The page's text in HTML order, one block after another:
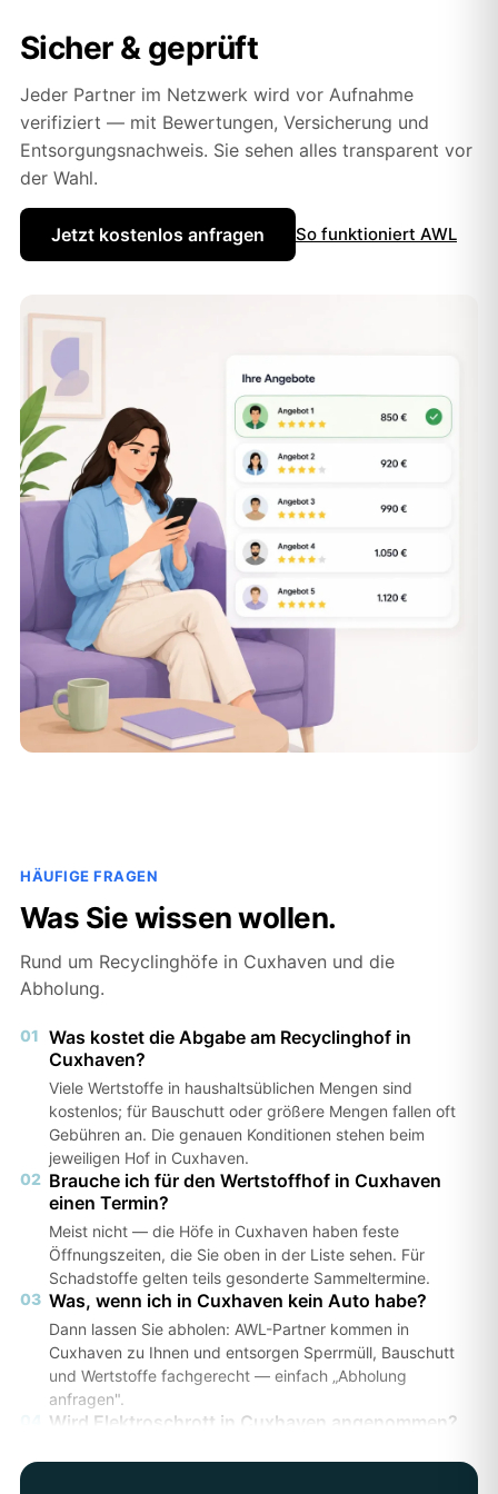
Sicher & geprüft
Jeder Partner im Netzwerk wird vor Aufnahme
verifiziert — mit Bewertungen, Versicherung und
Entsorgungsnachweis. Sie sehen alles transparent vor
der Wahl.
Jetzt kostenlos anfragen So funktioniert AWL
HÄUFIGE FRAGEN
Was Sie wissen wollen.
Rund um Recyclinghöfe in Cuxhaven und die
Abholung.
01 Was kostet die Abgabe am Recyclinghof in
Cuxhaven?
Viele Wertstoffe in haushaltsüblichen Mengen sind
kostenlos; für Bauschutt oder größere Mengen fallen oft
Gebühren an. Die genauen Konditionen stehen beim
jeweiligen Hof in Cuxhaven.
02 Brauche ich für den Wertstoffhof in Cuxhaven
einen Termin?
Meist nicht — die Höfe in Cuxhaven haben feste
Öffnungszeiten, die Sie oben in der Liste sehen. Für
Schadstoffe gelten teils gesonderte Sammeltermine.
03 Was, wenn ich in Cuxhaven kein Auto habe?
Dann lassen Sie abholen: AWL-Partner kommen in
Cuxhaven zu Ihnen und entsorgen Sperrmüll, Bauschutt
und Wertstoffe fachgerecht — einfach „Abholung
anfragen".
Wird Elektroschrott in Cuxhaven angenommen?